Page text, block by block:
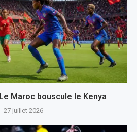
Maroc bouscule le Kenya
27 juillet 2026